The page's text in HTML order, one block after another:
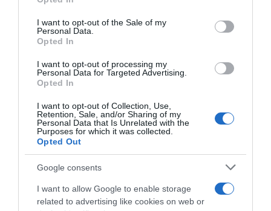
use your data for below specified purposes in below Google
consent section.
I want to opt-out of the Sale of my
Personal Data.
Opted In
I want to opt-out of processing my
Personal Data for Targeted Advertising.
Opted In
I want to opt-out of Collection, Use,
Retention, Sale, and/or Sharing of my
Personal Data that Is Unrelated with the
Purposes for which it was collected.
Opted Out
Google consents
I want to allow Google to enable storage
related to advertising like cookies on web or
eredményt szeretnél, érdemes szakemberhez fordulni.
Akkor megéri belevágni?
-sötét, erősebb szőröd van,
-hosszú távra tervezel,
-nincs bőrproblémád, és tudod vállalni a
kezeléssorozatot.
Nem biztos, hogy neked való, ha:
-világos vagy szőke a szőröd,